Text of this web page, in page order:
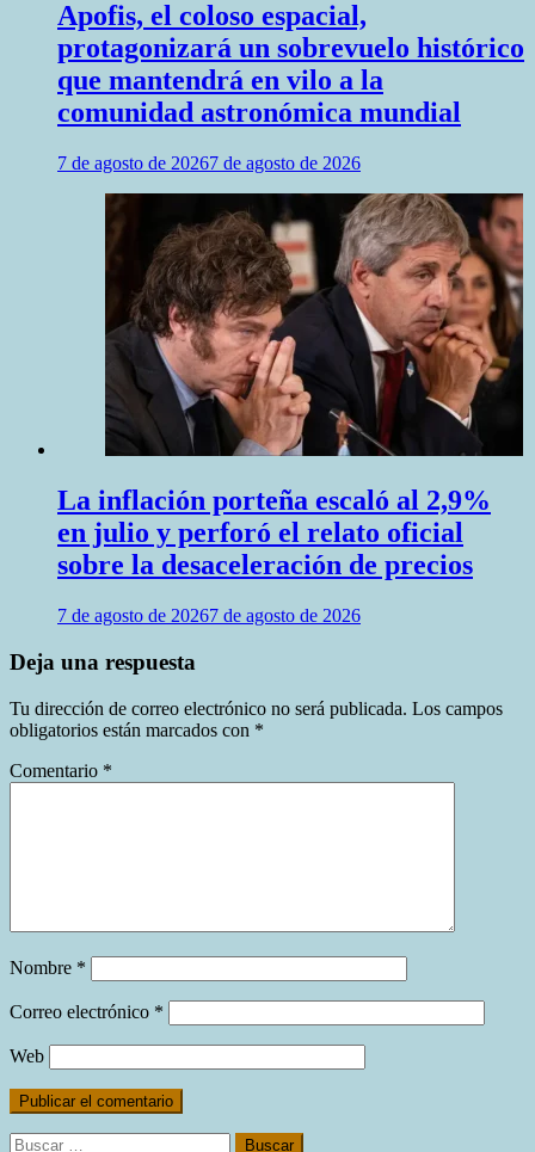
Apofis, el coloso espacial,
protagonizará un sobrevuelo histórico
que mantendrá en vilo a la
comunidad astronómica mundial
7 de agosto de 20267 de agosto de 2026
La inflación porteña escaló al 2,9%
en julio y perforó el relato oficial
sobre la desaceleración de precios
7 de agosto de 20267 de agosto de 2026
Deja una respuesta
Tu dirección de correo electrónico no será publicada. Los campos
obligatorios están marcados con *
Comentario *
Nombre *
Correo electrónico *
Web
Buscar: